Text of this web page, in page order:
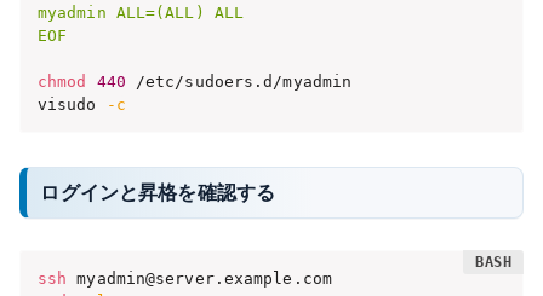
myadmin ALL=(ALL) ALL
EOF
chmod 440 /etc/sudoers.d/myadmin
visudo
-c
ログインと昇格を確認する
ssh
myadmin@server.example.com